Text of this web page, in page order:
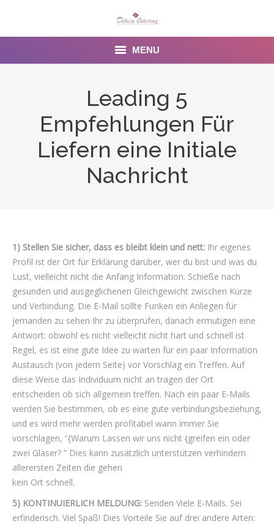
MENU
Services
Contact Us
Leading 5
Empfehlungen Für
Liefern eine Initiale
Nachricht
1) Stellen Sie sicher, dass es bleibt klein und nett: Ihr eigenes
Profil ist der Ort für Erklärung darüber, wer du bist und was du
Lust, vielleicht nicht die Anfang Information. Schieße nach
gesunden und ausgeglichenen Gleichgewicht zwischen Kürze
und Verbindung. Die E-Mail sollte Funken ein Anliegen für
jemanden zu sehen Ihr zu überprüfen, danach ermutigen eine
Antwort: obwohl es nicht vielleicht nicht hart und schnell ist
Regel, es ist eine gute Idee zu warten für ein paar Information
Austausch (von jedem Seite) vor Vorschlag ein Treffen. Auf
diese Weise das Individuum nicht an tragen der Ort
entscheiden ob sich allgemein treffen. Nach ein paar E-Mails
werden Sie bestimmen, ob es eine gute verbindungsbeziehung,
und es wird mehr werden profitabel wann immer Sie
vorschlagen, “{Warum Lassen wir uns nicht {greifen ein oder
zwei Gläser? ” Dies kann zusätzlich unterstützen verhindern
allerersten Zeiten die gehen
kein Ort schnell.
5) KONTINUIERLICH MELDUNG: Senden Viele E-Mails. Sei
erfinderisch. Viel Spaß! Dies Vorteile Sie auf drei andere Arten: